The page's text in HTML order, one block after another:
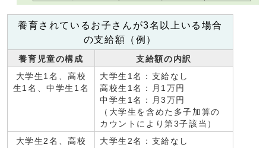
養育されているお子さんが3名以上いる場合
の支給額（例）
養育児童の構成
支給額の内訳
大学生1名、高校
生1名、中学生1名
大学生1名：支給なし
高校生1名：月1万円
中学生1名：月3万円
（大学生を含めた多子加算の
カウントにより第3子該当）
大学生2名、高校
大学生2名：支給なし